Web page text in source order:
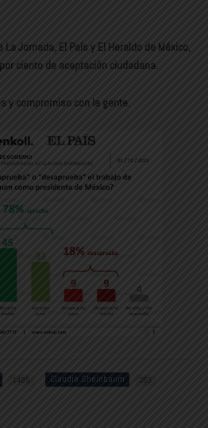
Jornada, El País y El Heraldo de México,
ciento de aceptación ciudadana.
y compromiso con la gente.
1485 Claudia Sheinbaum 263